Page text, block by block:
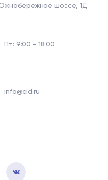
шоссе, 1Д
Пт: 9:00 - 18:00
info@cid.ru